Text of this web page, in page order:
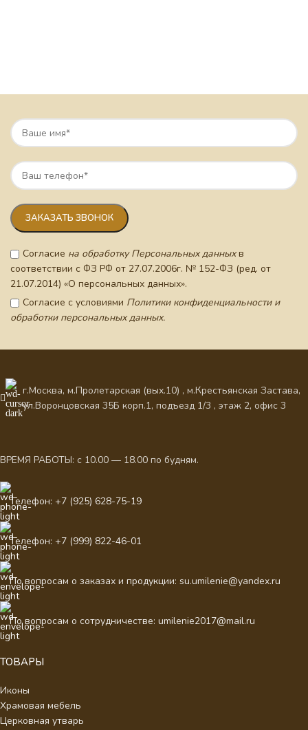
Согласие на обработку Персональных данныхв
соответствии с ФЗ РФ от 27.07.2006г. № 152-ФЗ (ред. от
21.07.2014) «О персональных данных».
Согласие с условиями Политики конфиденциальности и
обработки персональных данных.
г.Москва, м.Пролетарская (вых.10) , м.Крестьянская Застава,
ул.Воронцовская 35Б корп.1, подъезд 1/3 , этаж 2, офис 3
ВРЕМЯ РАБОТЫ: с 10.00 — 18.00 по будням.
Телефон: +7 (925) 628-75-19
Телефон: +7 (999) 822-46-01
По вопросам о заказах и продукции: su.umilenie@yandex.ru
По вопросам о сотрудничестве: umilenie2017@mail.ru
ТОВАРЫ
Иконы
Храмовая мебель
Церковная утварь